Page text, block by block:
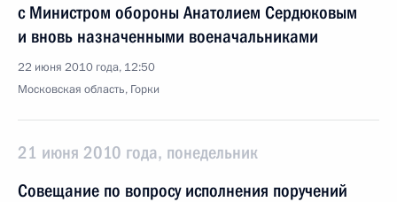
с Министром обороны Анатолием Сердюковым
и вновь назначенными военачальниками
22 июня 2010 года, 12:50
Московская область, Горки
21 июня 2010 года, понедельник
Совещание по вопросу исполнения поручений